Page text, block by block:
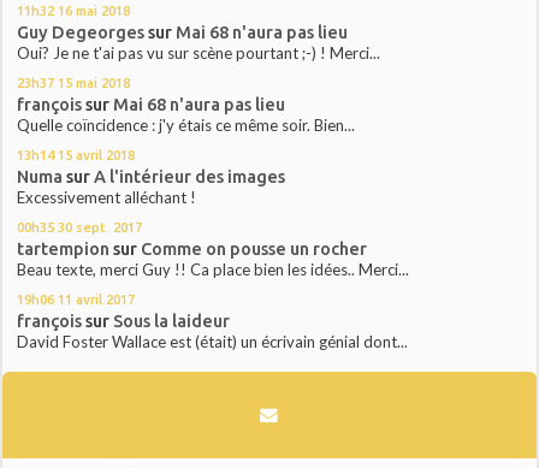
11h32 16 mai 2018
Guy Degeorgessur Mai 68 n'aura pas lieu
Oui? Je ne t'ai pas vu sur scène pourtant ;-) ! Merci...
23h37 15 mai 2018
françoissur Mai 68 n'aura pas lieu
Quelle coïncidence : j'y étais ce même soir. Bien...
13h14 15 avril 2018
Numa surA l'intérieur des images
Excessivement alléchant !
00h35 30 sept. 2017
tartempion sur Comme on pousse un rocher
Beau texte, merci Guy !! Ca place bien les idées.. Merci...
19h06 11 avril 2017
françoissur Sous la laideur
David Foster Wallace est (était) un écrivain génial dont...